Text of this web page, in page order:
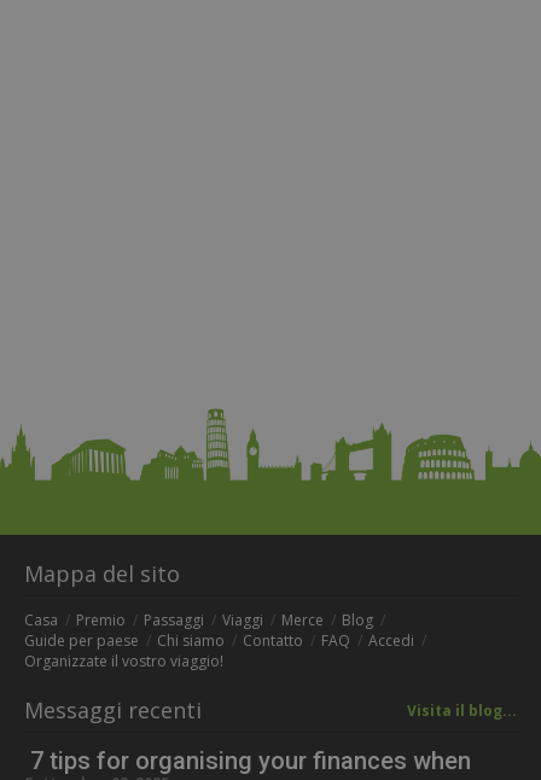
Mappa del sito
Casa Premio Passaggi Viaggi Merce
Blog
Guide per paese
Chi siamo Contatto FAQ
Accedi
Organizzate il vostro viaggio!
Messaggi recenti Visita il blog...
7 tips for organising your finances when